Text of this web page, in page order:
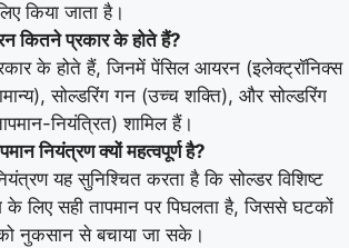
किया जाता है।
कितने प्रकार के होते हैं?
के होते हैं, जिनमें पेंसिल आयरन (इलेक्ट्रॉनिक्स
सोल्डरिंग गन (उच्च शक्ति), और सोल्डरिंग
नियंत्रित) शामिल हैं।
नियंत्रण क्यों महत्वपूर्ण है?
यह सुनिश्चित करता है कि सोल्डर विशिष्ट
के लिए सही तापमान पर पिघलता है, जिससे घटकों
नुकसान से बचाया जा सके।